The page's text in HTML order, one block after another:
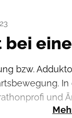
bei
bzw.
und